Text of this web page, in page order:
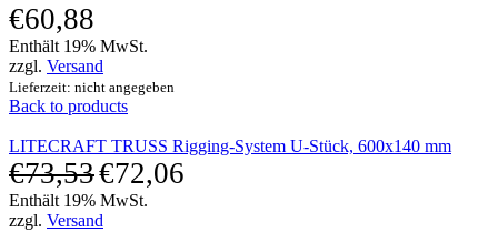
€60,88
Enthält 19% MwSt.
zzgl. Versand
Lieferzeit: nicht angegeben
Back to products
LITECRAFT TRUSS Rigging-System U-Stück, 600x140 mm
€73,53€72,06
Enthält 19% MwSt.
zzgl. Versand